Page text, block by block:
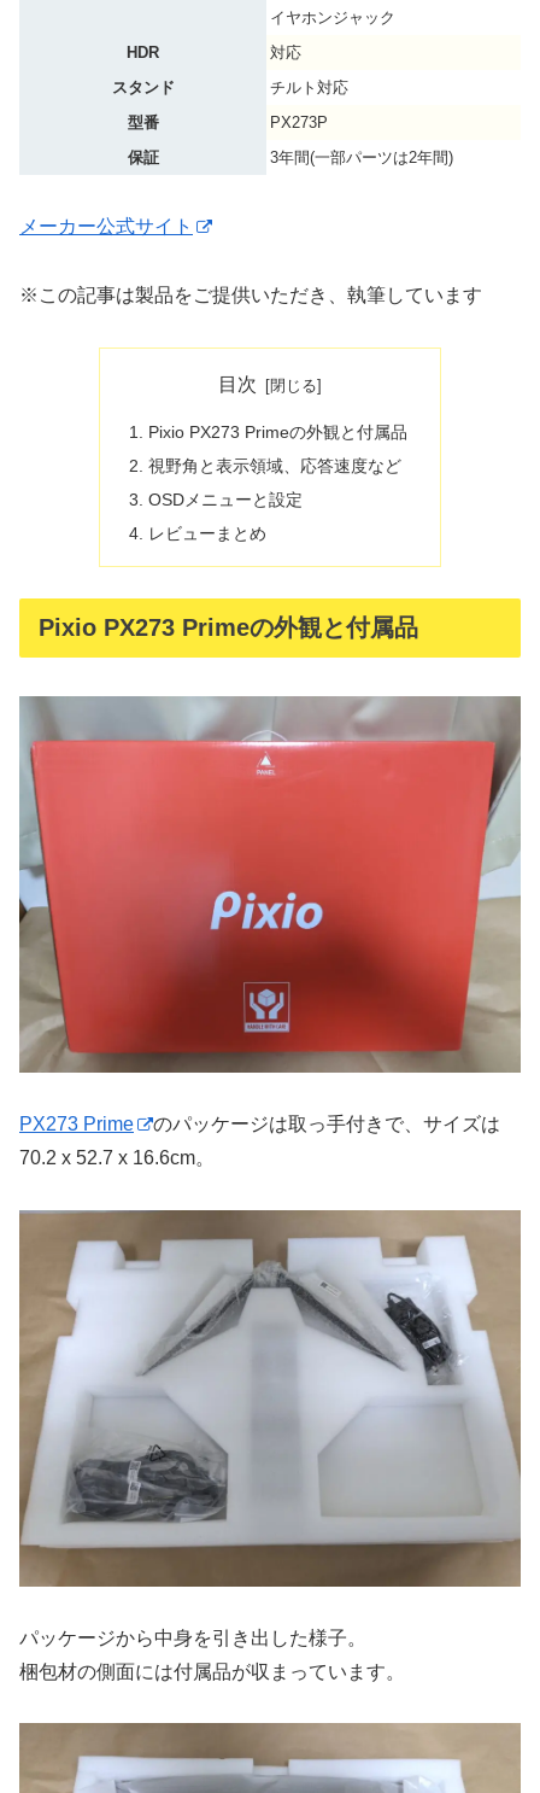
イヤホンジャック
HDR
対応
スタンド
チルト対応
型番
PX273P
保証
3年間(一部パーツは2年間)
メーカー公式サイト
※この記事は製品をご提供いただき、執筆しています
目次
Pixio PX273 Primeの外観と付属品
視野角と表示領域、応答速度など
OSDメニューと設定
レビューまとめ
Pixio PX273 Primeの外観と付属品
PX273 Prime
のパッケージは取っ手付きで、サイズは
70.2 x 52.7 x 16.6cm。
パッケージから中身を引き出した様子。
梱包材の側面には付属品が収まっています。